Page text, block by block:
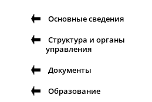
Основные сведения
Структура и органы
управления
Документы
Образование